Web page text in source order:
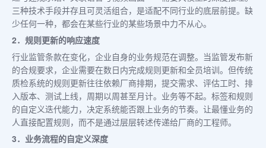
三种技术手段并存且可灵活组合，是适配不同行业的底层前提。缺
少任何一种，都会在某些行业的某些场景中力不从心。
2．规则更新的响应速度
行业监管条款在变化，企业自身的业务规范在调整。当监管发布新
的合规要求，企业需要在数日内完成规则更新和全员培训。但传统
质检系统的规则更新往往依赖厂商排期，提交需求、评估工时、排
入版本、测试上线，周期以周甚至月计。业务等不起。标签和规则
的自定义迭代能力，决定系统能否跟上业务的节奏。让最懂业务的
人直接配置规则，而不是通过层层转述传递给厂商的工程师。
3．业务流程的自定义深度